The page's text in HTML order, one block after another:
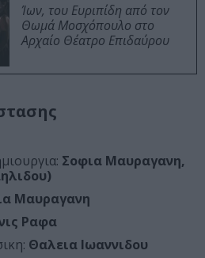
Ίων, του Ευριπίδη από τον
Θωμά Μοσχόπουλο στο
Αρχαίο Θέατρο Επιδαύρου
Σοφια Μαυραγανη,
Μαυραγανη
Ραφα
Θαλεια Ιωαννιδου